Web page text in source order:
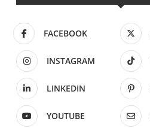
FACEBOOK
INSTAGRAM
LINKEDIN
YOUTUBE